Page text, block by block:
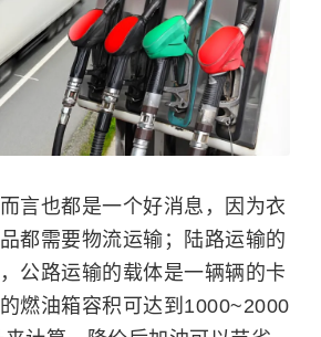
言也都是一个好消息，因为衣
都需要物流运输；陆路运输的
公路运输的载体是一辆辆的卡
燃油箱容积可达到1000~2000